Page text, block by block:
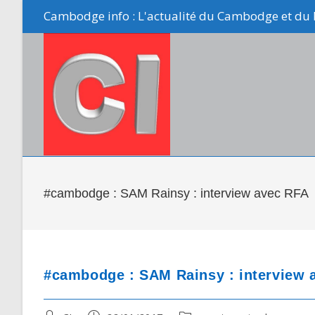
Cambodge info : L'actualité du Cambodge et du
#cambodge : SAM Rainsy : interview avec RFA
#cambodge : SAM Rainsy : interview